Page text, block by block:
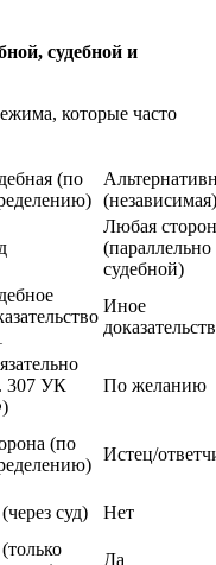
судебной и
которые часто
(по
(независимая)
Любая
(параллельно
судебной)
Иное
307 УК
По желанию
(по
Истец/
суд) Нет
Да